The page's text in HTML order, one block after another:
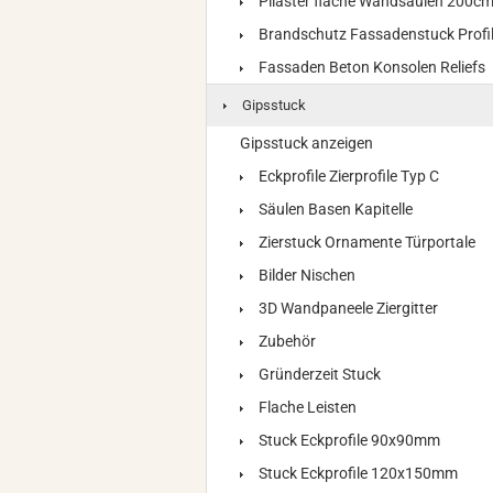
Brandschutz Fassadenstuck
Fassaden Beton Konsolen Reliefs
Gipsstuck
Gipsstuck anzeigen
Eckprofile Zierprofile Typ C
Säulen Basen Kapitelle
Zierstuck Ornamente Türportale
Bilder Nischen
3D Wandpaneele Ziergitter
Zubehör
Gründerzeit Stuck
Flache Leisten
Stuck Eckprofile 90x90mm
Stuck Eckprofile 120x150mm